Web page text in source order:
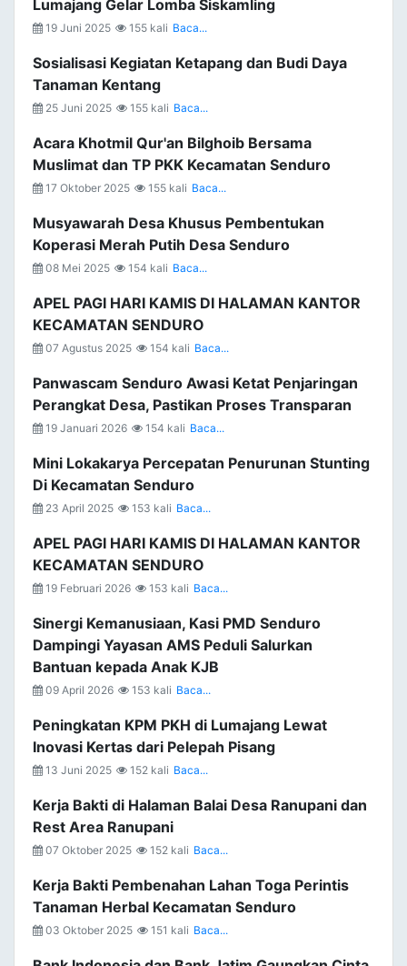
Lumajang Gelar Lomba Siskamling
19 Juni 2025 155 kali Baca...
Sosialisasi Kegiatan Ketapang dan Budi Daya
Tanaman Kentang
25 Juni 2025 155 kali Baca...
Acara Khotmil Qur'an Bilghoib Bersama
Muslimat dan TP PKK Kecamatan Senduro
17 Oktober 2025 155 kali Baca...
Musyawarah Desa Khusus Pembentukan
Koperasi Merah Putih Desa Senduro
08 Mei 2025 154 kali Baca...
APEL PAGI HARI KAMIS DI HALAMAN KANTOR
KECAMATAN SENDURO
07 Agustus 2025 154 kali Baca...
Panwascam Senduro Awasi Ketat Penjaringan
Perangkat Desa, Pastikan Proses Transparan
19 Januari 2026 154 kali Baca...
Mini Lokakarya Percepatan Penurunan Stunting
Di Kecamatan Senduro
23 April 2025 153 kali Baca...
APEL PAGI HARI KAMIS DI HALAMAN KANTOR
KECAMATAN SENDURO
19 Februari 2026 153 kali Baca...
Sinergi Kemanusiaan, Kasi PMD Senduro
Dampingi Yayasan AMS Peduli Salurkan
Bantuan kepada Anak KJB
09 April 2026 153 kali Baca...
Peningkatan KPM PKH di Lumajang Lewat
Inovasi Kertas dari Pelepah Pisang
13 Juni 2025 152 kali Baca...
Kerja Bakti di Halaman Balai Desa Ranupani dan
Rest Area Ranupani
07 Oktober 2025 152 kali Baca...
Kerja Bakti Pembenahan Lahan Toga Perintis
Tanaman Herbal Kecamatan Senduro
03 Oktober 2025 151 kali Baca...